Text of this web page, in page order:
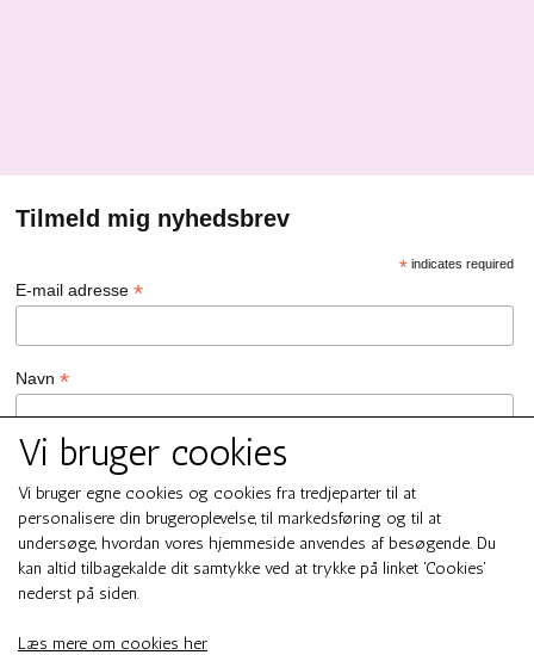
Vi bruger cookies
Vi bruger egne cookies og cookies fra tredjeparter til at
personalisere din brugeroplevelse, til markedsføring og til at
undersøge, hvordan vores hjemmeside anvendes af besøgende. Du
kan altid tilbagekalde dit samtykke ved at trykke på linket 'Cookies'
nederst på siden.
Læs mere om cookies her
Tilmeld mig nyhedsbrev
*indicates required
E-mail adresse*
Navn*
GDPR Persondata/Privatlivspolitik
Ja tak, jeg vil gerne tilmeldes nyhedsbrevet hos SMUK by GREN
Ja tak
Du kan til enhver tid afmelde dig ved at klikke på linket i
bundfoden af ​​vores e-mails. For information om vores
persondata/privatlivspolitik, bedes du besøge smukbygren.dk .
subscribe, you acknowledge that your information will be